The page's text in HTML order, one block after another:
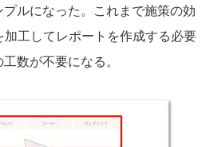
ルになった。これまで施策の効
工してレポートを作成する必要
数が不要になる。